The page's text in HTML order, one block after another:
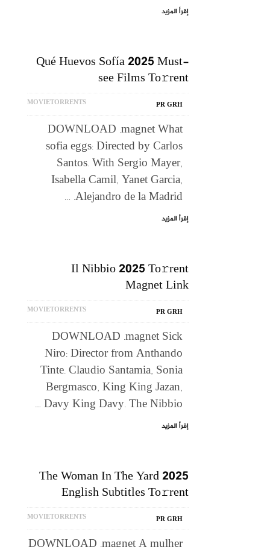
إقرأ المزيد
Qué Huevos Sofía 2025 Must-
see Films To𝚛rent
MOVIETORRENTS PR GRH
DOWNLOAD .magnet What
sofia eggs: Directed by Carlos
Santos. With Sergio Mayer,
Isabella Camil, Yanet Garcia,
Alejandro de la Madrid. …
إقرأ المزيد
Il Nibbio 2025 To𝚛rent
Magnet Link
MOVIETORRENTS PR GRH
DOWNLOAD .magnet Sick
Niro: Director from Anthando
Tinte. Claudio Santamia, Sonia
Bergmasco, King King Jazan,
Davy King Davy. The Nibbio …
إقرأ المزيد
The Woman In The Yard 2025
English Subtitles To𝚛rent
MOVIETORRENTS PR GRH